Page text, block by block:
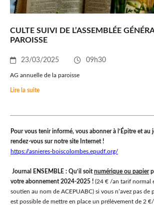
CULTE SUIVI DE L’ASSEMBLÉE
PAROISSE
23/03/2025 09h30
AG annuelle de la paroisse
Lire la suite
Pour vous tenir informé, vous abonner à l’Épitre et au
rendez-vous sur notre site Internet !
https://asnieres-boiscolombes.epudf.org/
Journal ENSEMBLE : Qu’il soitnumérique ou papier
votre abonnement 2024-2025 ! (24 € /an tarif normal
soutien au nom de ACEPUABC) si vous n’avez pas de
est possible de mettre en place un prélèvement de 2